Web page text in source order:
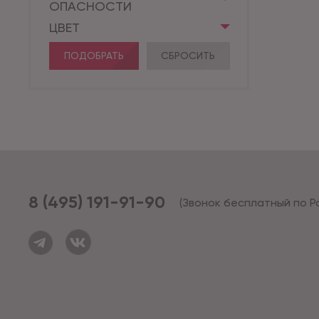
ОПАСНОСТИ
ЦВЕТ
ПОДОБРАТЬ СБРОСИТЬ
8 (495) 191-91-90 (Звонок бесплатный по